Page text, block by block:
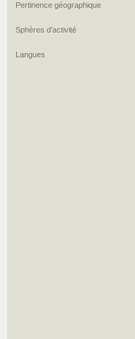
Pertinence géographique
Sphères d’activité
Langues